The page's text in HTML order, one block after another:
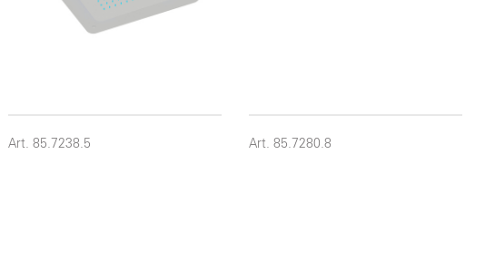
Art. 85.7238.5 Art. 85.7280.8